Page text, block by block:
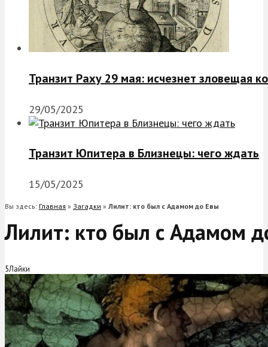
Транзит Раху 29 мая: исчезнет зловещая
29/05/2025
Транзит Юпитера в Близнецы: чего ждать
15/05/2025
Вы здесь: Главная » Загадки » Лилит: кто был с Адамом до Евы
Лилит: кто был с Адамом
5Лайки